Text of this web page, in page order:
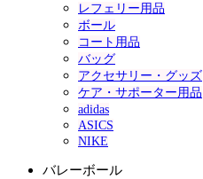
レフェリー用品
ボール
コート用品
バッグ
アクセサリー・グッズ
ケア・サポーター用品
adidas
ASICS
NIKE
バレーボール